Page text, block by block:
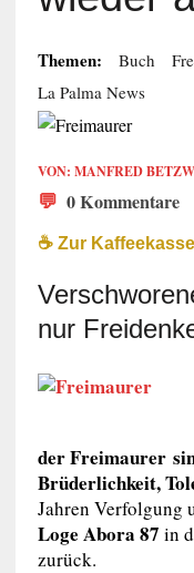
Themen: Buch
La Palma News
VON: MANFRED
💬 0 Kommentare
☕️ Zur
nur
der Freimaurer
Brüderlichkeit,
Jahren Verfolgung
Loge Abora 87 in
zurück.